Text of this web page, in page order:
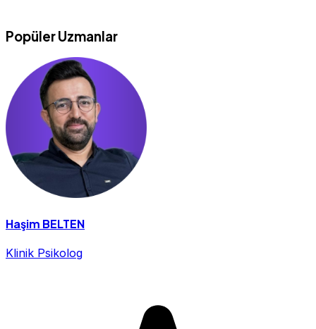
Popüler Uzmanlar
Haşim BELTEN
Klinik Psikolog